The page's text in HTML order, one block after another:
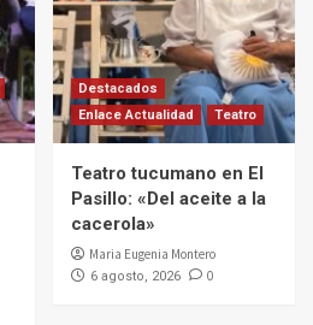
Destacados
Enlace Actualidad
Teatro
Teatro tucumano en El
Pasillo: «Del aceite a la
cacerola»
Maria Eugenia Montero
6 agosto, 2026 0